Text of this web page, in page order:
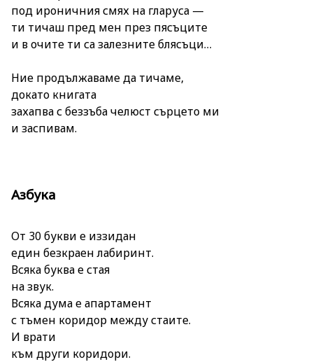
под ироничния смях на гларуса —
ти тичаш пред мен през пясъците
и в очите ти са залезните блясъци…
Ние продължаваме да тичаме,
докато книгата
захапва с беззъба челюст сърцето ми
и заспивам.
Азбука
От 30 букви е иззидан
един безкраен лабиринт.
Всяка буква е стая
на звук.
Всяка дума е апартамент
с тъмен коридор между стаите.
И врати
към други коридори.